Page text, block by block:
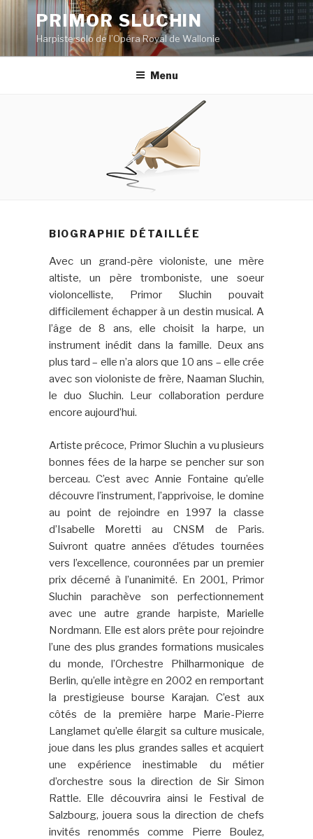
contenu
principal
PRIMOR SLUCHIN
Harpiste solo de l’Opéra Royal de Wallonie
Menu
BIOGRAPHIE DÉTAILLÉE
Avec un grand-père violoniste, une mère
altiste, un père tromboniste, une soeur
violoncelliste, Primor Sluchin pouvait
difficilement échapper à un destin musical. A
l’âge de 8 ans, elle choisit la harpe, un
instrument inédit dans la famille. Deux ans
plus tard – elle n’a alors que 10 ans – elle crée
avec son violoniste de frère, Naaman Sluchin,
le duo Sluchin. Leur collaboration perdure
encore aujourd’hui.
Artiste précoce, Primor Sluchin a vu plusieurs
bonnes fées de la harpe se pencher sur son
berceau. C’est avec Annie Fontaine qu’elle
découvre l’instrument, l’apprivoise, le domine
au point de rejoindre en 1997 la classe
d’Isabelle Moretti au CNSM de Paris.
Suivront quatre années d’études tournées
vers l’excellence, couronnées par un premier
prix décerné à l’unanimité. En 2001, Primor
Sluchin parachève son perfectionnement
avec une autre grande harpiste, Marielle
Nordmann. Elle est alors prête pour rejoindre
l’une des plus grandes formations musicales
du monde, l’Orchestre Philharmonique de
Berlin, qu’elle intègre en 2002 en remportant
la prestigieuse bourse Karajan. C’est aux
côtés de la première harpe Marie-Pierre
Langlamet qu’elle élargit sa culture musicale,
joue dans les plus grandes salles et acquiert
une expérience inestimable du métier
d’orchestre sous la direction de Sir Simon
Rattle. Elle découvrira ainsi le Festival de
Salzbourg, jouera sous la direction de chefs
invités renommés comme Pierre Boulez,